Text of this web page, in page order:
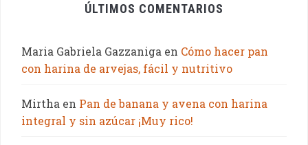
ÚLTIMOS COMENTARIOS
Maria Gabriela Gazzaniga en Cómo hacer pan
con harina de arvejas, fácil y nutritivo
Mirtha en Pan de banana y avena con harina
integral y sin azúcar ¡Muy rico!